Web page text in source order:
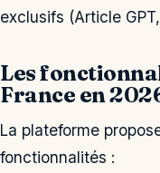
exclusifs (Article
Les
France en
La plateforme
fonctionnalités :